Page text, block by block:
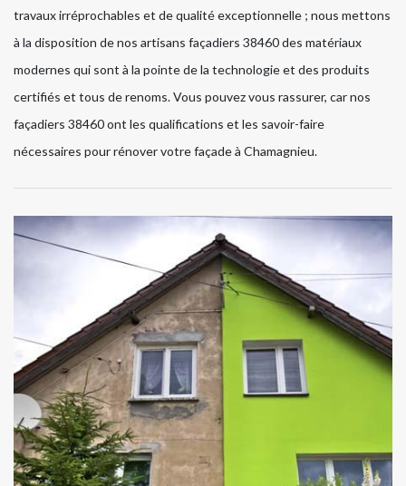
travaux irréprochables et de qualité exceptionnelle ; nous mettons
à la disposition de nos artisans façadiers 38460 des matériaux
modernes qui sont à la pointe de la technologie et des produits
certifiés et tous de renoms. Vous pouvez vous rassurer, car nos
façadiers 38460 ont les qualifications et les savoir-faire
nécessaires pour rénover votre façade à Chamagnieu.